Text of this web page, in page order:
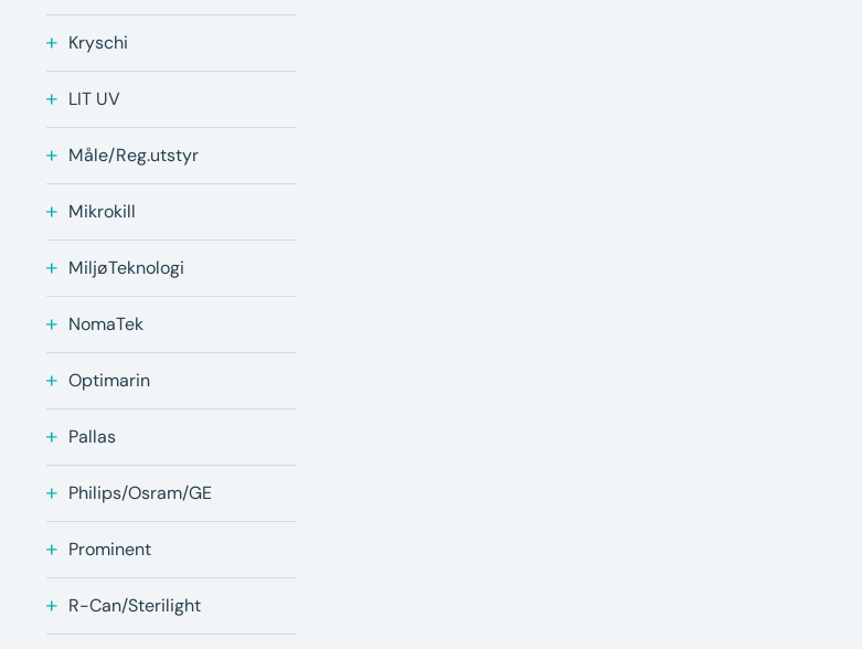
Kryschi
LIT UV
Måle/Reg.utstyr
Mikrokill
MiljøTeknologi
NomaTek
Optimarin
Pallas
Philips/Osram/GE
Prominent
R-Can/Sterilight